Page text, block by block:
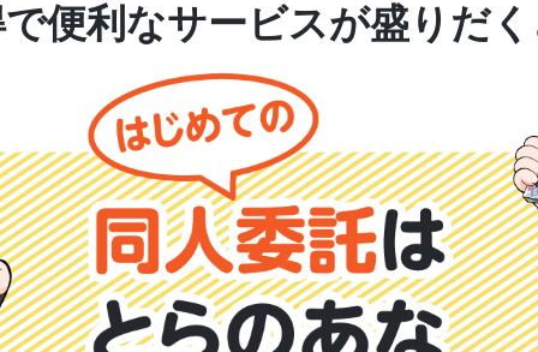
便利なサービスが盛りだ